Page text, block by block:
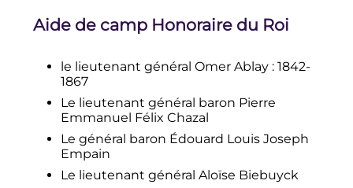
Aide de camp Honoraire du Roi
le lieutenant général Omer Ablay : 1842-
1867
Le lieutenant général baron Pierre
Emmanuel Félix Chazal
Le général baron Édouard Louis Joseph
Empain
Le lieutenant général Aloïse Biebuyck